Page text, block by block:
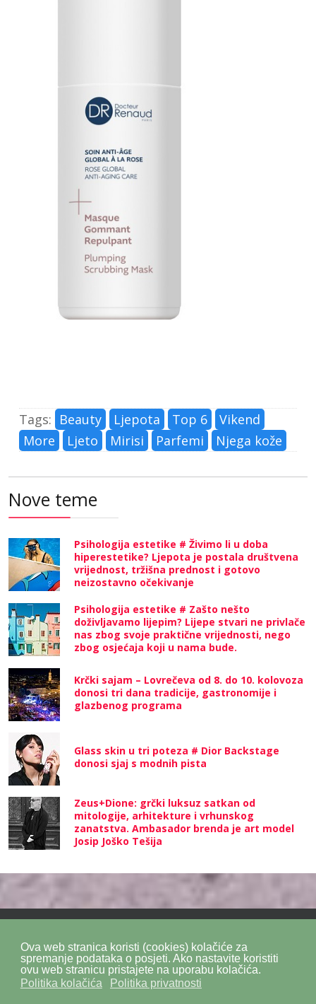
Ova web stranica koristi (cookies) kolačiće za
spremanje podataka o posjeti. Ako nastavite koristiti
ovu web stranicu pristajete na uporabu kolačića.
Politika kolačića
Politika privatnosti
Tags: Beauty Ljepota Top 6
Vikend
More
Ljeto Mirisi Parfemi Njega kože
Nove teme
Psihologija estetike # Živimo li u doba
hiperestetike? Ljepota je postala društvena
vrijednost, tržišna prednost i gotovo
neizostavno očekivanje
Psihologija estetike # Zašto nešto
doživljavamo lijepim? Lijepe stvari ne privlače
nas zbog svoje praktične vrijednosti, nego
zbog osjećaja koji u nama bude.
Krčki sajam – Lovrečeva od 8. do 10. kolovoza
donosi tri dana tradicije, gastronomije i
glazbenog programa
Glass skin u tri poteza # Dior Backstage
donosi sjaj s modnih pista
Zeus+Dione: grčki luksuz satkan od
mitologije, arhitekture i vrhunskog
zanatstva. Ambasador brenda je art model
Josip Joško Tešija
Politika privatnosti Politika kolačića SiteMap
Impressum Kontakt DPZ Consulting